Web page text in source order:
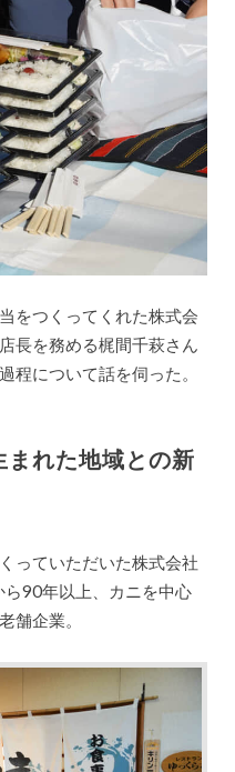
をつくってくれた株式会
長を務める梶間千萩さん
程について話を伺った。
れた地域との新
っていただいた株式会社
90年以上、カニを中心
舗企業。